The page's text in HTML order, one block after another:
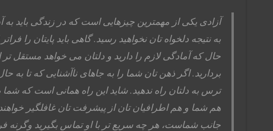
آزادی یکی از مهمترین چیزهایی است که در زندگی باید به
به نتیجه دلخواه تان نخواهید رسید. گاهی باید پایتان را
حال که آمادگی لازم را دارید و دلتان می خواهد مستقل تر
بردارید. اگر ذهن تان شما را به جاهای ناآشنایی که تا به
ترس به دلتان راه ندهید. شاید این راه همانی است که شما
هم شما و هم اطرافیان تان از پیشرفت تان غافلگیر
جانب شماست، هر چه سریع تر با او تماس بگیرید وگرنه